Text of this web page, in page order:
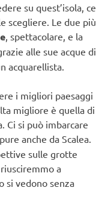
su quest’isola, ce
scegliere. Le due più
, spettacolare, e la
alle sue acque di
acquarellista.
i migliori paesaggi
migliore è quella di
Ci si può imbarcare
anche da Scalea.
sulle grotte
a
si vedono senza